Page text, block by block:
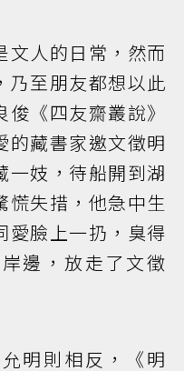
文人的日常，然而
乃至朋友都想以此
《四友齋叢說》
的藏書家邀文徵明
一妓，待船開到湖
慌失措，他急中生
愛臉上一扔，臭得
邊，放走了文徵
明則相反，《明